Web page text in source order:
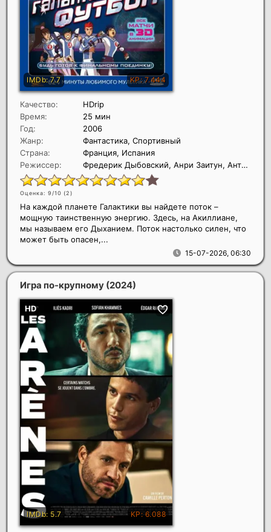
Качество:
HDrip
Время:
25 мин
Год:
2006
Жанр:
Фантастика, Спортивный
Страна:
Франция, Испания
Режиссер:
Фредерик Дыбовский, Анри Заитун, Антуан Шаррейрон
Оценка: 9/10 (2)
15-07-2026, 06:30
На каждой планете Галактики вы найдете поток –
мощную таинственную энергию. Здесь, на Акиллиане,
мы называем его Дыханием. Поток настолько силен, что
может быть опасен,...
Игра по-крупному (2024)